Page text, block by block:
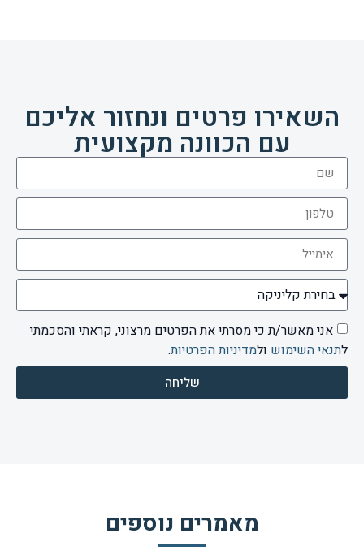
השאירו פרטים ונחזור אליכם
עם הכוונה מקצועית
אני מאשר/ת כי מסרתי את הפרטים מרצוני, קראתי והסכמתי
לתנאי השימוש ולמדיניות הפרטיות.
שליחה
מאמרים נוספים